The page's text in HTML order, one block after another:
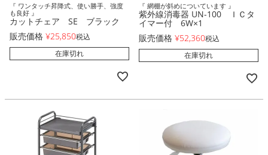
『 ワンタッチ昇降式、使い勝手、強度
も良好 』
カットチェア SE ブラック
販売価格 ¥25,850税込
在庫切れ
『 網棚が斜めについています 』
紫外線消毒器 UN-100 ＩＣタ
イマー付 6W×1
販売価格 ¥52,360税込
在庫切れ